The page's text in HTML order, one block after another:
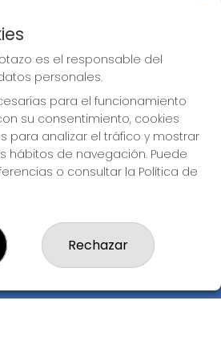
EURODREAMS
es el responsable del
personales.
para el funcionamiento
su consentimiento, cookies
para analizar el tráfico y mostrar
hábitos de navegación. Puede
o consultar la Política de
Rechazar